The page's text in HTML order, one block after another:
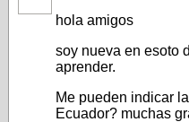
hola amigos
soy nueva en esoto
aprender.
Me pueden indicar
Ecuador? muchas